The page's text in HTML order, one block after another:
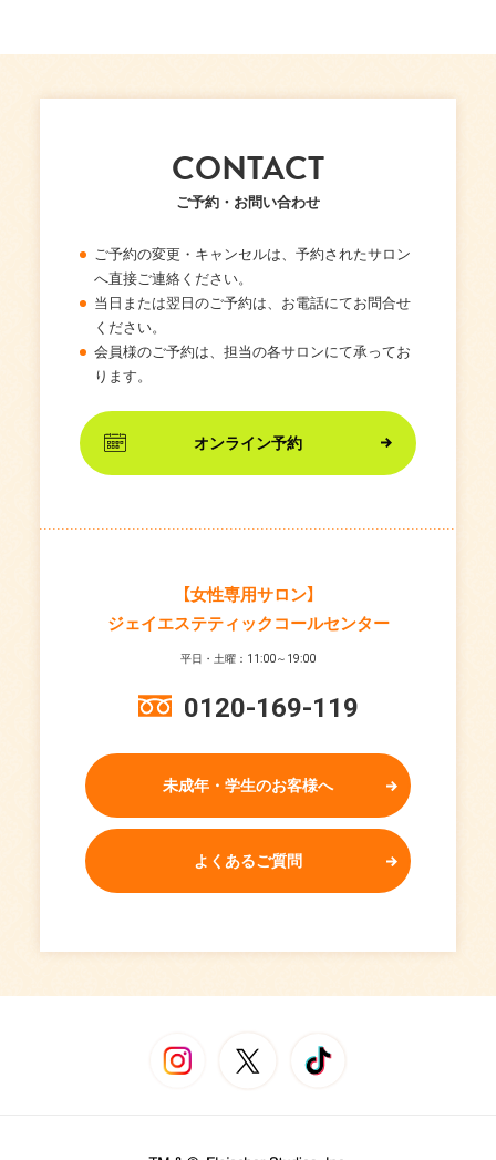
CONTACT
ご予約・お問い合わせ
ご予約の変更・キャンセルは、予約されたサロン
へ直接ご連絡ください。
当日または翌日のご予約は、お電話にてお問合せ
ください。
会員様のご予約は、担当の各サロンにて承ってお
ります。
オンライン予約
【女性専用サロン】
ジェイエステティックコールセンター
平日・土曜：11:00～19:00
0120-169-119
未成年・学生のお客様へ
よくあるご質問